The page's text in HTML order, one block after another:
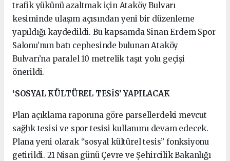
trafik yükünü azaltmak için Ataköy Bulvarı
kesiminde ulaşım açısından yeni bir düzenleme
yapıldığı kaydedildi. Bu kapsamda Sinan Erdem Spor
Salonu’nun batı cephesinde bulunan Ataköy
Bulvarı’na paralel 10 metrelik taşıt yolu geçişi
önerildi.
‘SOSYAL KÜLTÜREL TESİS’ YAPILACAK
Plan açıklama raporuna göre parsellerdeki mevcut
sağlık tesisi ve spor tesisi kullanımı devam edecek.
Plana yeni olarak “sosyal kültürel tesis” fonksiyonu
getirildi. 21 Nisan günü Çevre ve Şehircilik Bakanlığı